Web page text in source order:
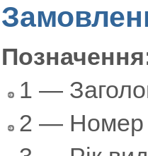
1 —
2 — Номер